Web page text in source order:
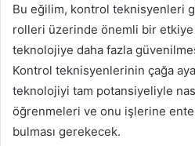
Bu eğilim, kontrol teknisyenleri
rolleri üzerinde önemli bir
teknolojiye daha fazla
Kontrol teknisyenlerinin çağa
teknolojiyi tam potansiyeliyle
öğrenmeleri ve onu işlerine
bulması gerekecek.